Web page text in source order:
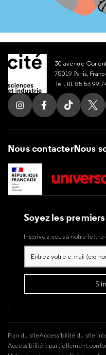
30 avenue
75019 Paris,
Tel. 01 85 53 99
Suivez nous sur
Suivez nous sur
Suivez
Nous contacterNous
Soyez les
Inscrivez-vous à notre lettre
Plan du siteAccessibilité du site
Accessibilité : partiellement